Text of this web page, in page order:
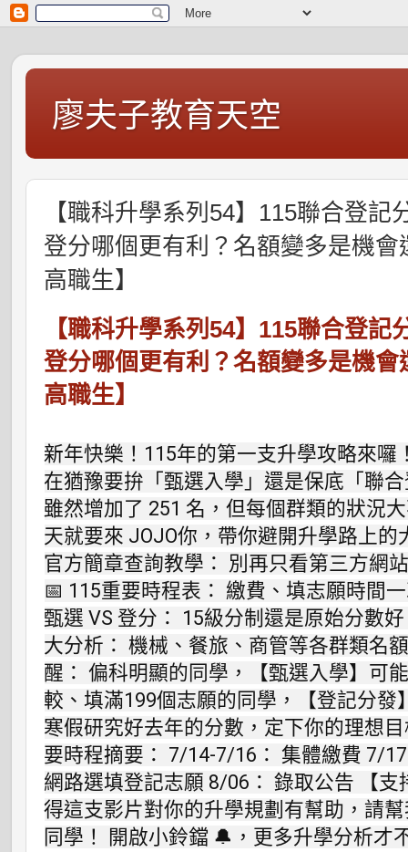
廖夫子教育天空
【職科升學系列54】115聯合登
登分哪個更有利？名額變多是機
高職生】
【職科升學系列54】115聯合登
登分哪個更有利？名額變多是機
高職生】
新年快樂！115年的第一支升學攻略來囉
在猶豫要拚「甄選入學」還是保底「聯
雖然增加了 251 名，但每個群類的狀況
天就要來 JOJO你，帶你避開升學路上的
官方簡章查詢教學： 別再只看第三方網
📅 115重要時程表： 繳費、填志願時間
甄選 VS 登分： 15級分制還是原始分數
大分析： 機械、餐旅、商管等各群類名
醒： 偏科明顯的同學，【甄選入學】可
較、填滿199個志願的同學，【登記分
寒假研究好去年的分數，定下你的理想
要時程摘要： 7/14-7/16： 集體繳費 7/
網路選填登記志願 8/06： 錄取公告 【
得這支影片對你的升學規劃有幫助，請
同學！ 開啟小鈴鐺 🔔，更多升學分析才